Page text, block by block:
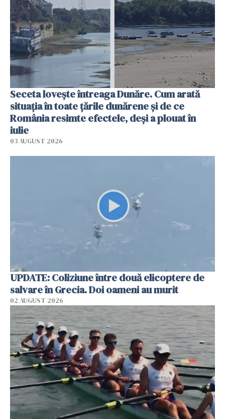
Seceta lovește întreaga Dunăre. Cum arată
situația în toate țările dunărene și de ce
România resimte efectele, deși a plouat în
iulie
03 AUGUST 2026
UPDATE: Coliziune între două elicoptere de
salvare în Grecia. Doi oameni au murit
02 AUGUST 2026